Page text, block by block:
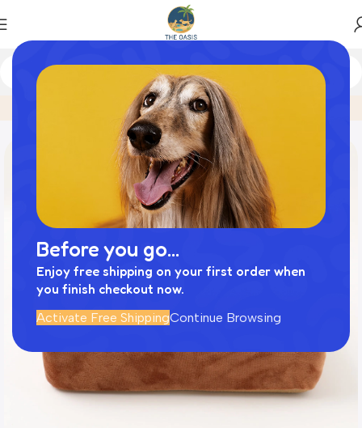
Before you go...
Enjoy free shipping on your first order when
you finish checkout now.
Activate Free ShippingContinue Browsing
Home ノーズワーク12個にんじん畑のおもちゃ